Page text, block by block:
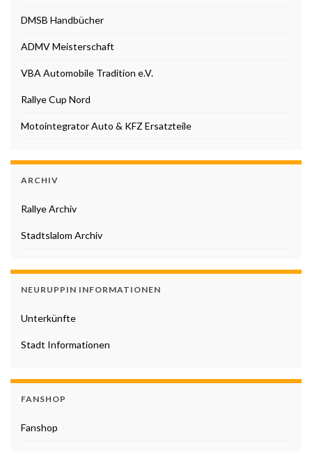
DMSB Handbücher
ADMV Meisterschaft
VBA Automobile Tradition e.V.
Rallye Cup Nord
Motointegrator Auto & KFZ Ersatzteile
ARCHIV
Rallye Archiv
Stadtslalom Archiv
NEURUPPIN INFORMATIONEN
Unterkünfte
Stadt Informationen
FANSHOP
Fanshop